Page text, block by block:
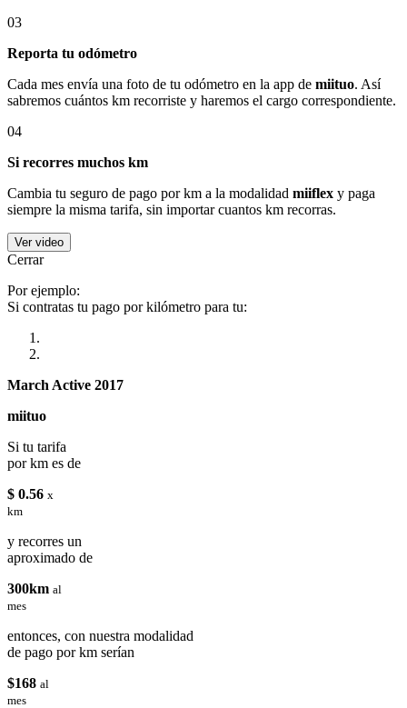
03
Reporta tu odómetro
Cada mes envía una foto de tu odómetro en la app de miituo. Así
sabremos cuántos km recorriste y haremos el cargo correspondiente.
04
Si recorres muchos km
Cambia tu seguro de pago por km a la modalidad miiflex y paga
siempre la misma tarifa, sin importar cuantos km recorras.
Ver video
Cerrar
Por ejemplo:
Si contratas tu pago por kilómetro para tu:
March Active 2017
miituo
Si tu tarifa
por km es de
$ 0.56 x
km
y recorres un
aproximado de
300km al
mes
entonces, con nuestra modalidad
de pago por km serían
$168 al
mes